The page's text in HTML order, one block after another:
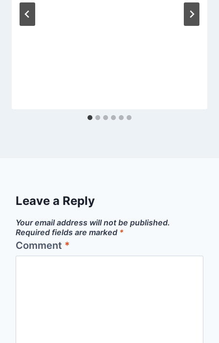
Leave a Reply
Your email address will not be published.
Required fields are marked *
Comment *